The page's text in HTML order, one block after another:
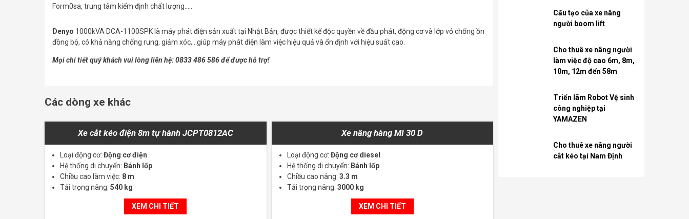
Form0sa, trung tâm kiểm định chất lượng…..
Denyo 1000kVA DCA-1100SPK là máy phát điện sản xuất tại Nhật Bản, được thiết kế độc quyền về đầu phát, động cơ và lớp vỏ chống ồn
đồng bộ, có khả năng chống rung, giảm xóc,…giúp máy phát điện làm việc hiệu quả và ổn định với hiệu suất cao.
Mọi chi tiết quý khách vui lòng liên hệ: 0833 486 586 để được hỗ trợ!
Các dòng xe khác
Xe cắt kéo điện 8m tự hành JCPT0812AC
Loại động cơ: Động cơ điện
Hệ thống di chuyển: Bánh lốp
Chiều cao làm việc: 8 m
Tải trọng nâng: 540 kg
XEM CHI TIẾT
Xe nâng hàng MI 30 D
Loại động cơ: Động cơ diesel
Hệ thống di chuyển: Bánh lốp
Chiều cao nâng: 3.3 m
Tải trọng nâng: 3000 kg
XEM CHI TIẾT
Cấu tạo của xe nâng
người boom lift
Cho thuê xe nâng người
làm việc độ cao 6m, 8m,
10m, 12m đến 58m
Triển lãm Robot Vệ sinh
công nghiệp tại
YAMAZEN
Cho thuê xe nâng người
cắt kéo tại Nam Định